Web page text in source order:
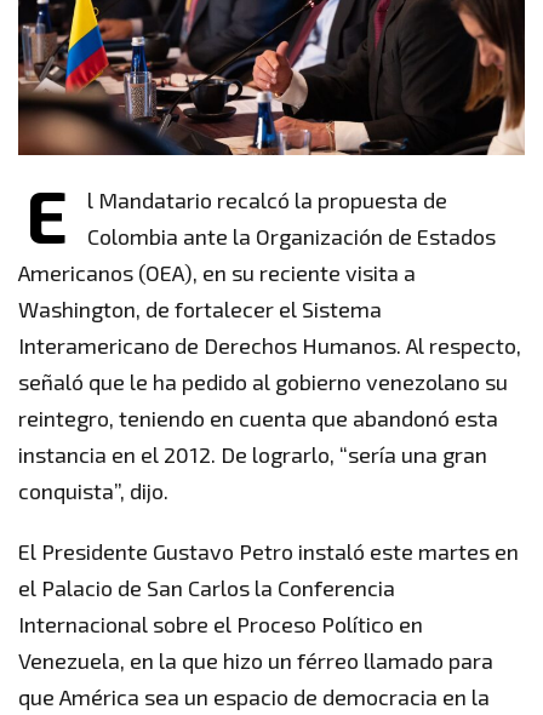
E
l Mandatario recalcó la propuesta de
Colombia ante la Organización de Estados
Americanos (OEA), en su reciente visita a
Washington, de fortalecer el Sistema
Interamericano de Derechos Humanos. Al respecto,
señaló que le ha pedido al gobierno venezolano su
reintegro, teniendo en cuenta que abandonó esta
instancia en el 2012. De lograrlo, “sería una gran
conquista”, dijo.
El Presidente Gustavo Petro instaló este martes en
el Palacio de San Carlos la Conferencia
Internacional sobre el Proceso Político en
Venezuela, en la que hizo un férreo llamado para
que América sea un espacio de democracia en la